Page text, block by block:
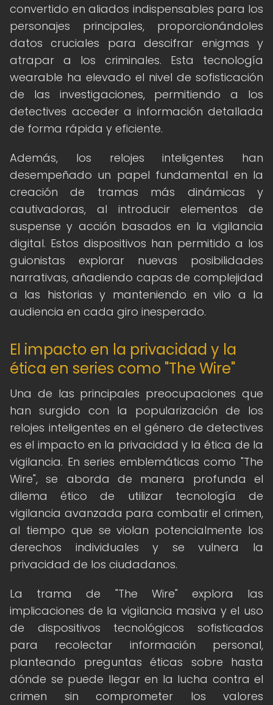
convertido en aliados indispensables para los
personajes principales, proporcionándoles
datos cruciales para descifrar enigmas y
atrapar a los criminales. Esta tecnología
wearable ha elevado el nivel de sofisticación
de las investigaciones, permitiendo a los
detectives acceder a información detallada
de forma rápida y eficiente.
Además, los relojes inteligentes han
desempeñado un papel fundamental en la
creación de tramas más dinámicas y
cautivadoras, al introducir elementos de
suspense y acción basados en la vigilancia
digital. Estos dispositivos han permitido a los
guionistas explorar nuevas posibilidades
narrativas, añadiendo capas de complejidad
a las historias y manteniendo en vilo a la
audiencia en cada giro inesperado.
El impacto en la privacidad y la
ética en series como "The Wire"
Una de las principales preocupaciones que
han surgido con la popularización de los
relojes inteligentes en el género de detectives
es el impacto en la privacidad y la ética de la
vigilancia. En series emblemáticas como "The
Wire", se aborda de manera profunda el
dilema ético de utilizar tecnología de
vigilancia avanzada para combatir el crimen,
al tiempo que se violan potencialmente los
derechos individuales y se vulnera la
privacidad de los ciudadanos.
La trama de "The Wire" explora las
implicaciones de la vigilancia masiva y el uso
de dispositivos tecnológicos sofisticados
para recolectar información personal,
planteando preguntas éticas sobre hasta
dónde se puede llegar en la lucha contra el
crimen sin comprometer los valores